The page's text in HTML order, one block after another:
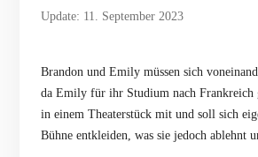
Update: 11. September 2023
Brandon und Emily müssen sich
da Emily für ihr Studium nach Frankreich
in einem Theaterstück mit und soll sich
Bühne entkleiden, was sie jedoch ablehnt